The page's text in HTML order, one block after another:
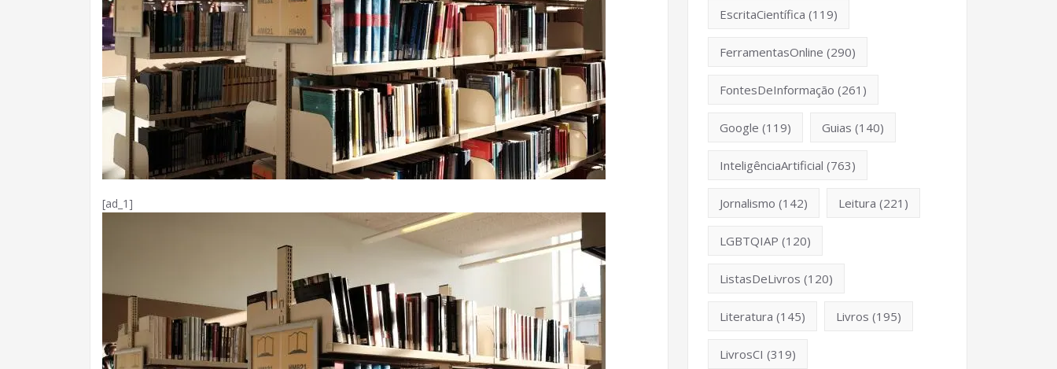
[ad_1]
EscritaCientífica (119)
FerramentasOnline (290)
FontesDeInformação (261)
Google (119) Guias (140)
InteligênciaArtificial (763)
Jornalismo (142) Leitura (221)
LGBTQIAP (120)
ListasDeLivros (120)
Literatura (145) Livros (195)
LivrosCI (319)